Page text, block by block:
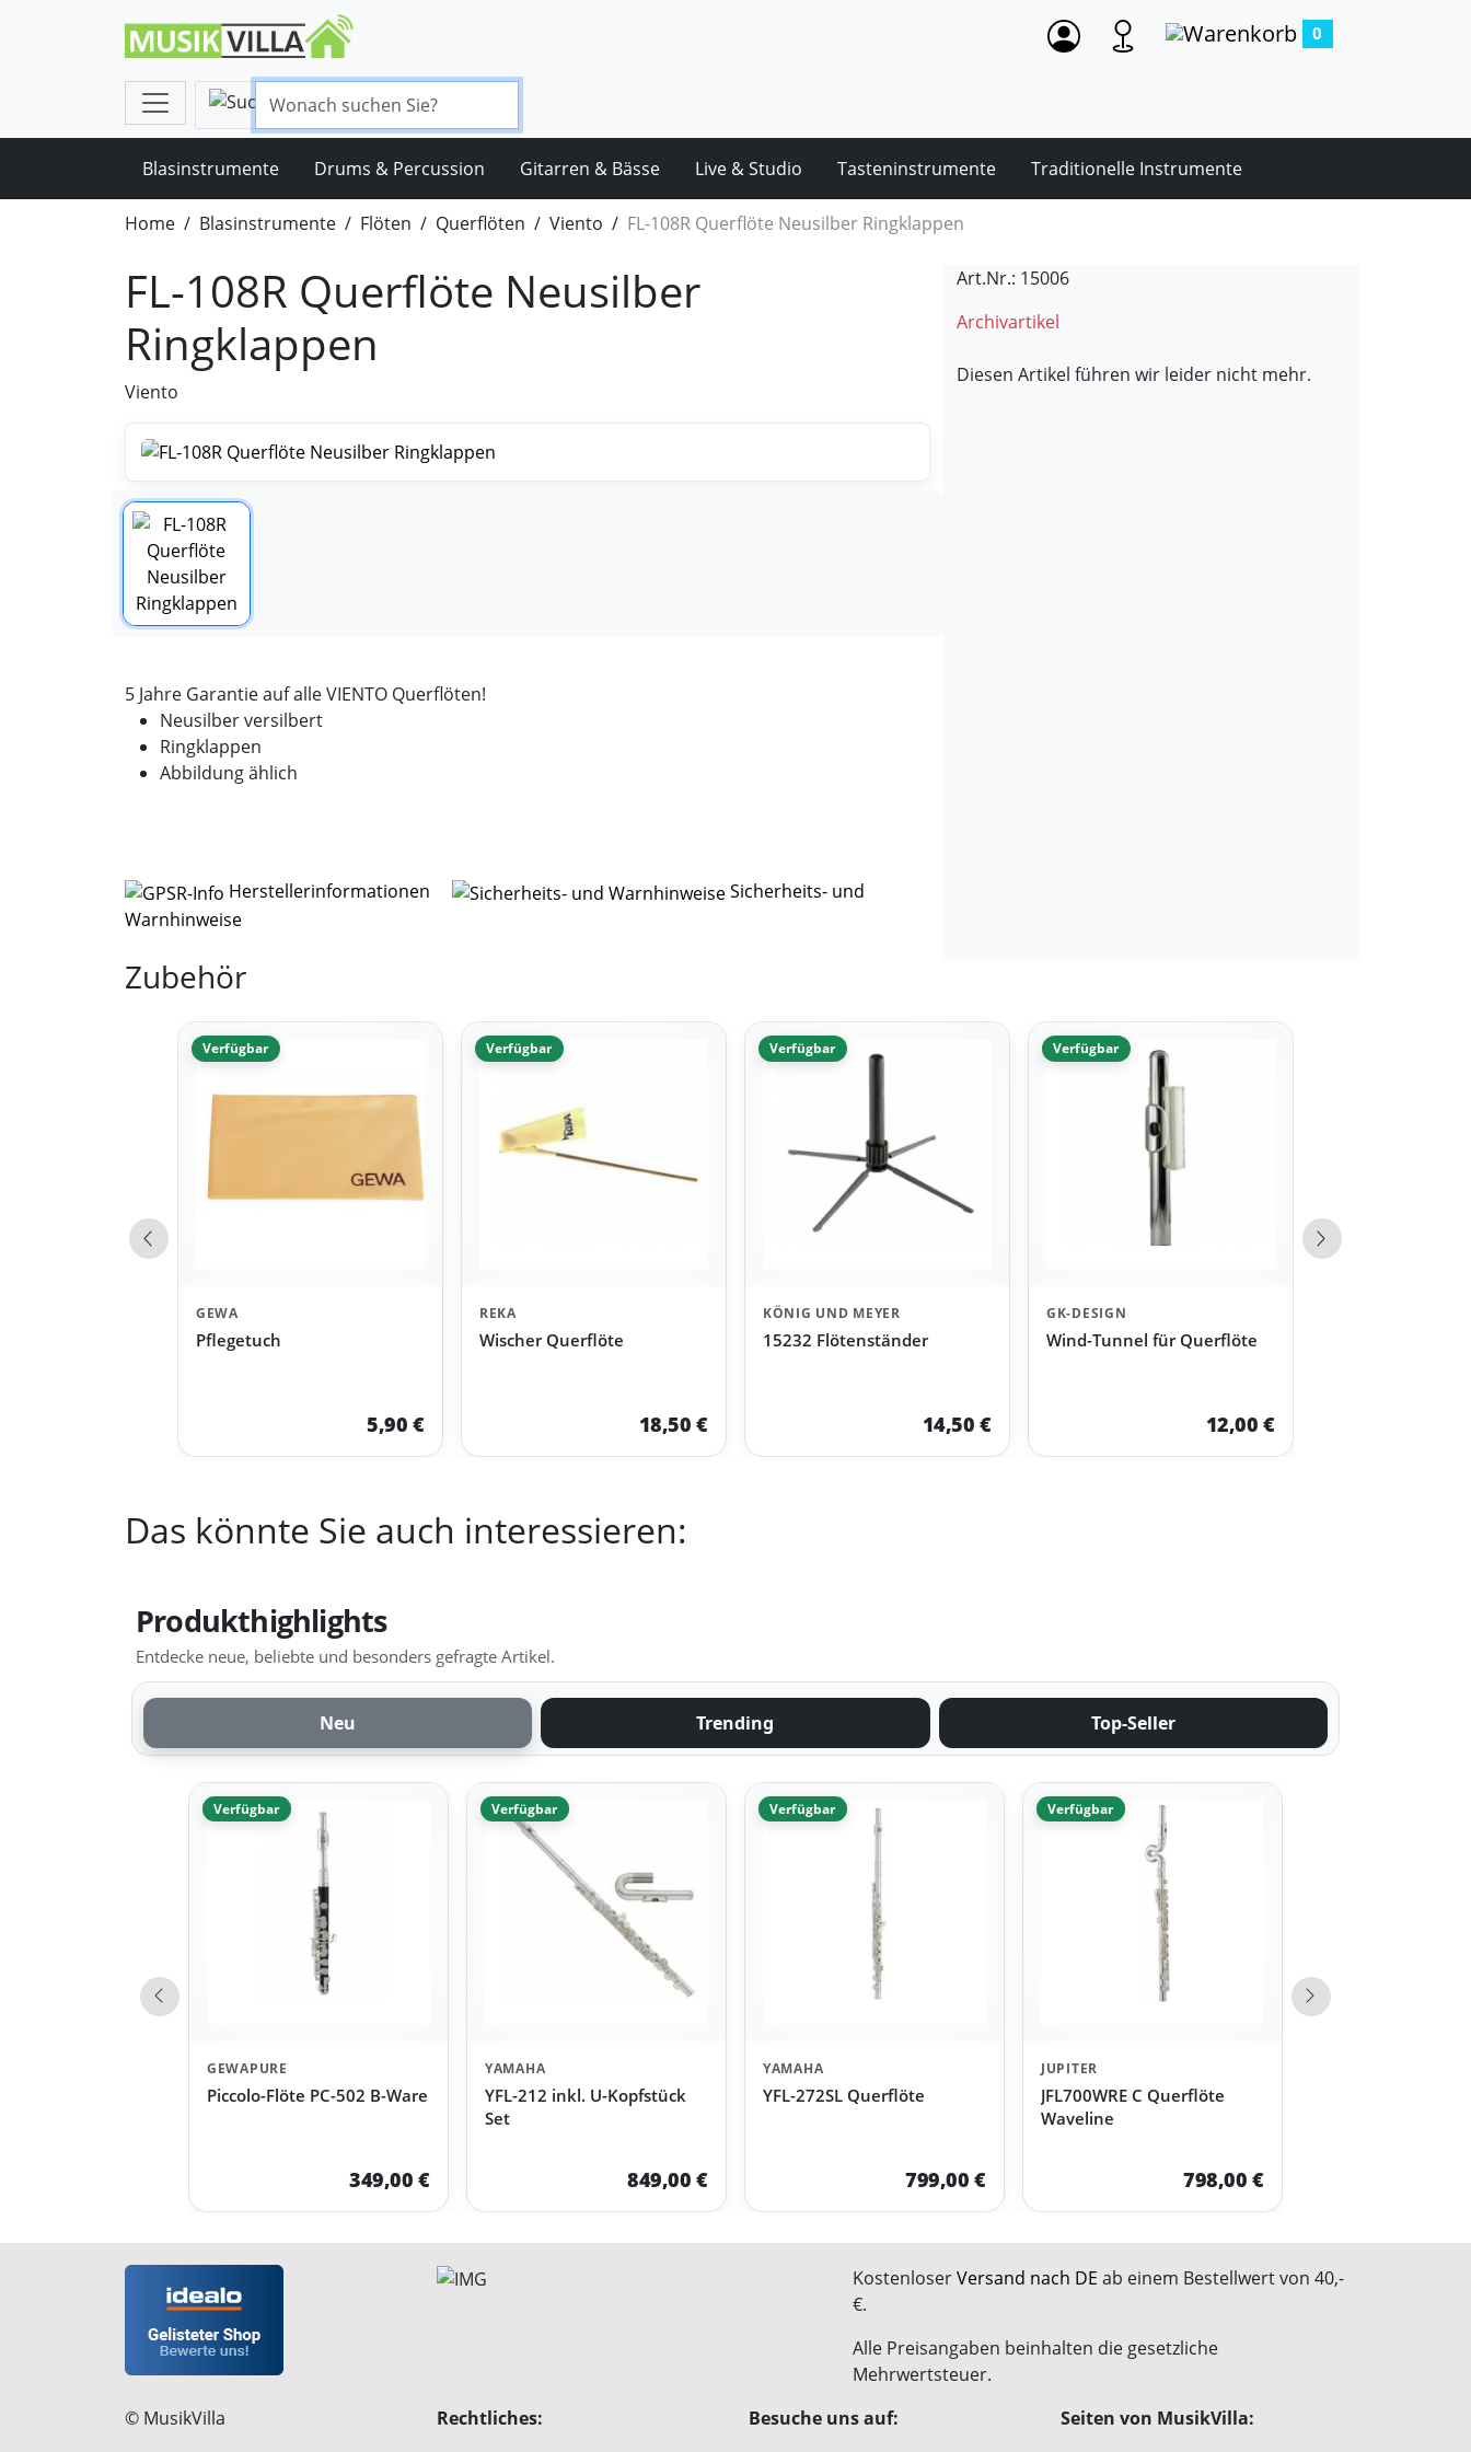
0
Blasinstrumente Drums & Percussion Gitarren & Bässe Live & Studio Tasteninstrumente Traditionelle Instrumente
Home Blasinstrumente Flöten Querflöten Viento FL-108R Querflöte Neusilber Ringklappen
FL-108R Querflöte Neusilber
Ringklappen
Viento
5 Jahre Garantie auf alle VIENTO Querflöten!
Neusilber versilbert
Ringklappen
Abbildung ählich
Herstellerinformationen
Sicherheits- und
Warnhinweise
Art.Nr.: 15006
Archivartikel
Diesen Artikel führen wir leider nicht mehr.
Zubehör
Verfügbar
GEWA
Pflegetuch
5,90 €
Verfügbar
REKA
Wischer Querflöte
18,50 €
Verfügbar
KÖNIG UND MEYER
15232 Flötenständer
14,50 €
Verfügbar
GK-DESIGN
Wind-Tunnel für Querflöte
12,00 €
Vorherige Produkte Nächste Produkte
Das könnte Sie auch interessieren:
Produkthighlights
Entdecke neue, beliebte und besonders gefragte Artikel.
Neu Trending Top-Seller
Verfügbar
GEWAPURE
Piccolo-Flöte PC-502 B-Ware
349,00 €
Verfügbar
YAMAHA
YFL-212 inkl. U-Kopfstück
Set
849,00 €
Verfügbar
YAMAHA
YFL-272SL Querflöte
799,00 €
Verfügbar
JUPITER
JFL700WRE C Querflöte
Waveline
798,00 €
Vorherige Produkte Nächste Produkte
KostenloserVersand nach DE ab einem Bestellwert von 40,-
€.
Alle Preisangaben beinhalten die gesetzliche
Mehrwertsteuer.
© MusikVilla
Rechtliches:
Besuche uns auf:
Seiten von MusikVilla: